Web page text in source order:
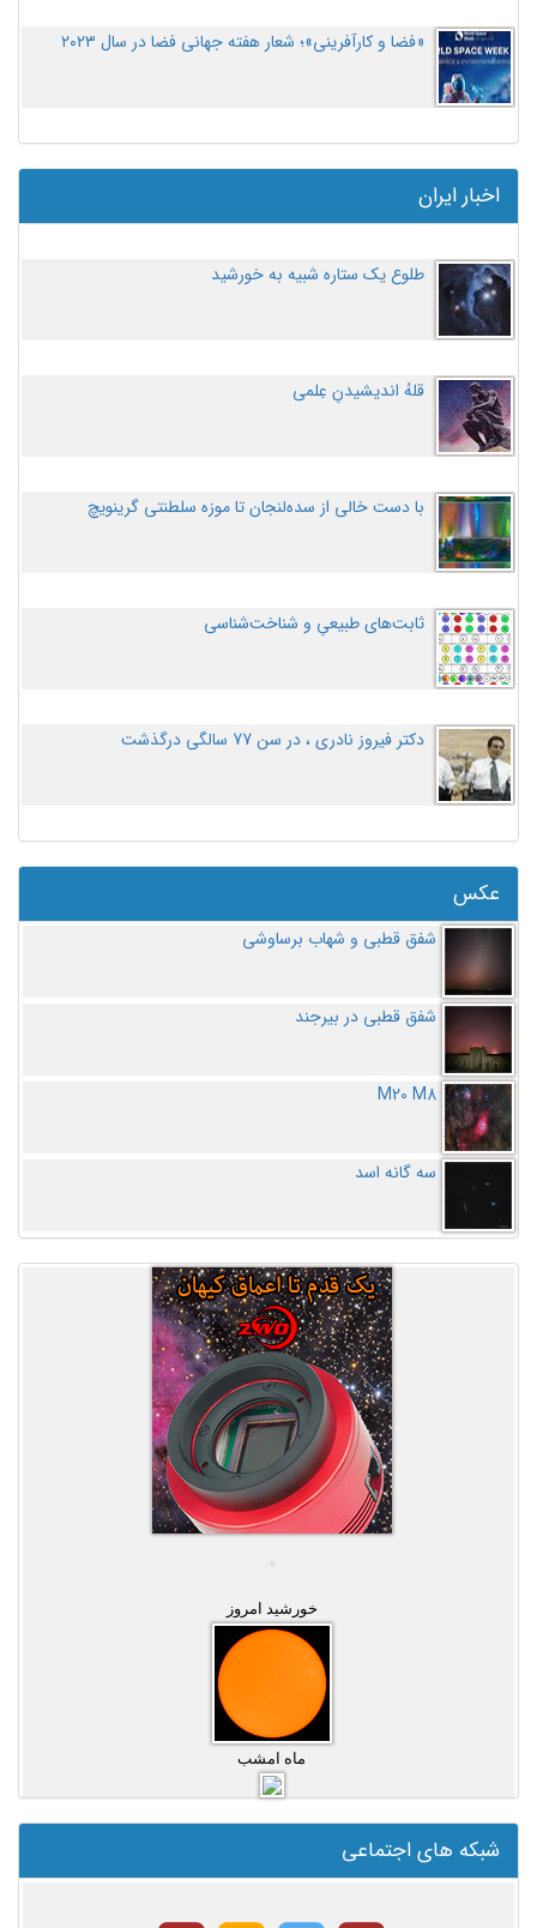
«فضا و کارآفرینی»؛ شعار هفته جهانی فضا در سال ۲۰۲۳
اخبار ایران
طلوع یک ستاره شبیه به خورشید
قلهُ اندیشیدنِ عِلمی
با دست خالی از سده‌لنجان تا موزه سلطنتی گرینویچ
ثابت‌های طبیعیِ و شناخت‌شناسی
دکتر فیروز نادری ، در سن 77 سالگی درگذشت
عکس
شفق قطبی و شهاب برساوشی
شفق قطبی در بیرجند
M20 M8
سه گانه اسد
خورشید امروز
ماه امشب
شبکه های اجتماعی